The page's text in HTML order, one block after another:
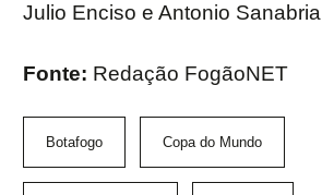
Julio Enciso e Antonio Sanabria
Fonte: Redação FogãoNET
Botafogo Copa do Mundo